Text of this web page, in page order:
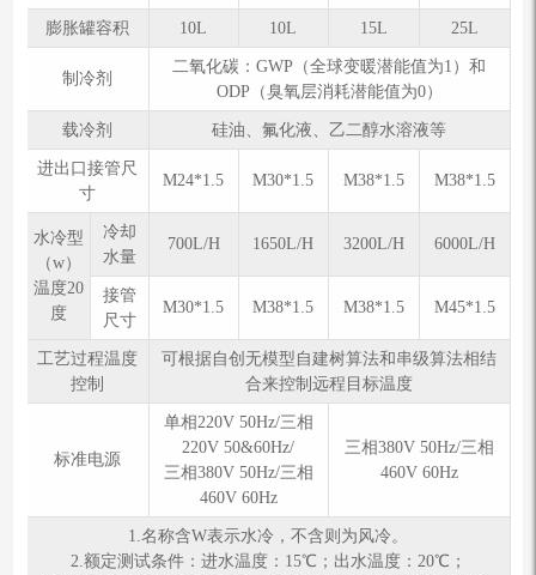
膨胀罐容积 10L 10L 15L 25L
制冷剂
二氧化碳：GWP（全球变暖潜能值为1）和
ODP（臭氧层消耗潜能值为0）
载冷剂 硅油、氟化液、乙二醇水溶液等
进出口接管尺
寸
M24*1.5 M30*1.5 M38*1.5 M38*1.5
⽔冷型
（w）
温度20
度
冷却
水量
700L/H 1650L/H 3200L/H 6000L/H
接管
尺寸
M30*1.5 M38*1.5 M38*1.5 M45*1.5
工艺过程温度
控制
可根据自创无模型自建树算法和串级算法相结
合来控制远程目标温度
标准电源
单相220V 50Hz/三相
220V 50&60Hz/
三相380V 50Hz/三相
460V 60Hz
三相380V 50Hz/三相
460V 60Hz
1.名称含W表示水冷，不含则为风冷。
2.额定测试条件：进⽔温度：15℃；出⽔温度：20℃；